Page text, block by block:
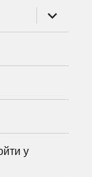
підменю
у